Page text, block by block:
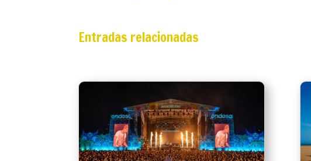
Entradas relacionadas